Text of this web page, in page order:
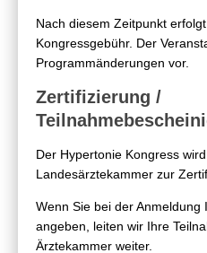
Nach diesem Zeitpunkt
Kongressgebühr. Der
Programmänderungen vor.
Zertifizierung /
Der Hypertonie Kongress
Landesärztekammer zur
Wenn Sie bei der Anmeldung
angeben, leiten wir Ihre
Ärztekammer weiter.